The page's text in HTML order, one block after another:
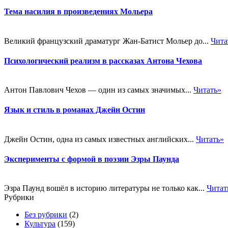
Тема насилия в произведениях Мольера
Великий французский драматург Жан-Батист Мольер до...
Психологический реализм в рассказах Антона Чехова
Антон Павлович Чехов — один из самых значимых... Читать»
Язык и стиль в романах Джейн Остин
Джейн Остин, одна из самых известных английских... Читать»
Эксперименты с формой в поэзии Эзры Паунда
Эзра Паунд вошёл в историю литературы не только как...
Рубрики
Без рубрики (2)
Культура (159)